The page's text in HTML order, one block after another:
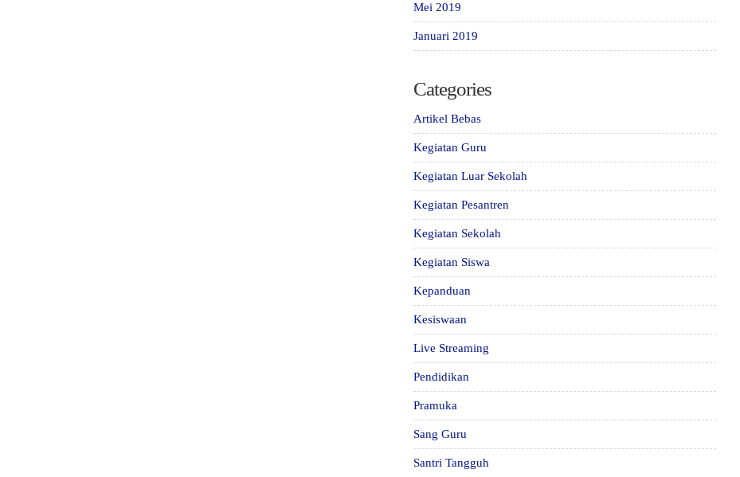
Mei 2019
Januari 2019
Categories
Artikel Bebas
Kegiatan Guru
Kegiatan Luar Sekolah
Kegiatan Pesantren
Kegiatan Sekolah
Kegiatan Siswa
Kepanduan
Kesiswaan
Live Streaming
Pendidikan
Pramuka
Sang Guru
Santri Tangguh